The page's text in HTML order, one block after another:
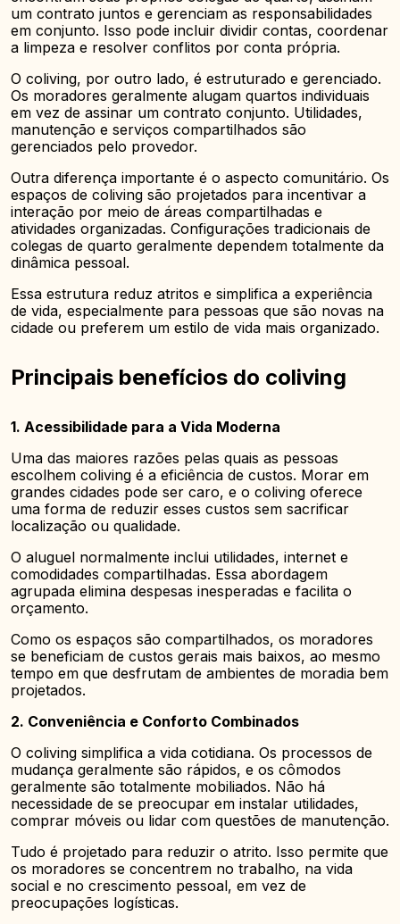
um contrato juntos e gerenciam as responsabilidades
em conjunto. Isso pode incluir dividir contas, coordenar
a limpeza e resolver conflitos por conta própria.
O coliving, por outro lado, é estruturado e gerenciado.
Os moradores geralmente alugam quartos individuais
em vez de assinar um contrato conjunto. Utilidades,
manutenção e serviços compartilhados são
gerenciados pelo provedor.
Outra diferença importante é o aspecto comunitário. Os
espaços de coliving são projetados para incentivar a
interação por meio de áreas compartilhadas e
atividades organizadas. Configurações tradicionais de
colegas de quarto geralmente dependem totalmente da
dinâmica pessoal.
Essa estrutura reduz atritos e simplifica a experiência
de vida, especialmente para pessoas que são novas na
cidade ou preferem um estilo de vida mais organizado.
Principais benefícios do coliving
1. Acessibilidade para a Vida Moderna
Uma das maiores razões pelas quais as pessoas
escolhem coliving é a eficiência de custos. Morar em
grandes cidades pode ser caro, e o coliving oferece
uma forma de reduzir esses custos sem sacrificar
localização ou qualidade.
O aluguel normalmente inclui utilidades, internet e
comodidades compartilhadas. Essa abordagem
agrupada elimina despesas inesperadas e facilita o
orçamento.
Como os espaços são compartilhados, os moradores
se beneficiam de custos gerais mais baixos, ao mesmo
tempo em que desfrutam de ambientes de moradia bem
projetados.
2. Conveniência e Conforto Combinados
O coliving simplifica a vida cotidiana. Os processos de
mudança geralmente são rápidos, e os cômodos
geralmente são totalmente mobiliados. Não há
necessidade de se preocupar em instalar utilidades,
comprar móveis ou lidar com questões de manutenção.
Tudo é projetado para reduzir o atrito. Isso permite que
os moradores se concentrem no trabalho, na vida
social e no crescimento pessoal, em vez de
preocupações logísticas.